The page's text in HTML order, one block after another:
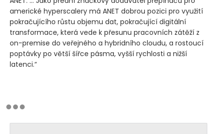
americké hyperscalery má ANET dobrou pozici pro využití
pokračujícího růstu objemu dat, pokračující digitální
transformace, která vede k přesunu pracovních zátěží z
on-premise do veřejného a hybridního cloudu, a rostoucí
poptávky po větší šířce pásma, vyšší rychlosti a nižší
latenci.“